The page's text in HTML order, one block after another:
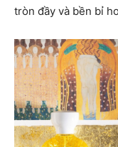
tròn đầy và bền bỉ